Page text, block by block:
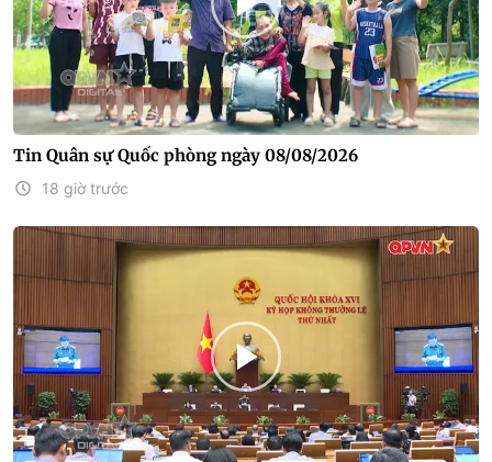
Tin Quân sự Quốc phòng ngày 08/08/2026
18 giờ trước